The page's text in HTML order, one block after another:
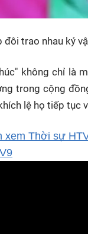
đôi trao nhau kỷ
không chỉ là
trong cộng
lệ họ tiếp tục
xem Thời sự